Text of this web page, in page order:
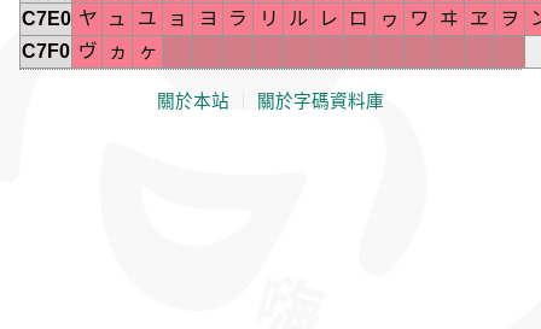
C7E0 ヤ ュ ユ ョ ヨ ラ リ ル レ ロ ヮ ワ ヰ ヱ ヲ
C7F0 ヴ ヵ ヶ
關於本站 關於字碼資料庫